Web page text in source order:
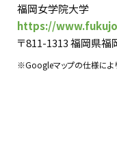
福岡女学院大学
https://
〒811-1313 福岡県
※Googleマップの仕様によ